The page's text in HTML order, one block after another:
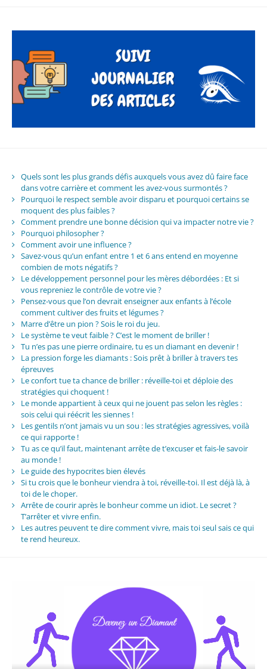
Quels sont les plus grands défis auxquels vous avez dû faire face
dans votre carrière et comment les avez-vous surmontés ?
Pourquoi le respect semble avoir disparu et pourquoi certains se
moquent des plus faibles ?
Comment prendre une bonne décision qui va impacter notre vie ?
Pourquoi philosopher ?
Comment avoir une influence ?
Savez-vous qu’un enfant entre 1 et 6 ans entend en moyenne
combien de mots négatifs ?
Le développement personnel pour les mères débordées : Et si
vous repreniez le contrôle de votre vie ?
Pensez-vous que l’on devrait enseigner aux enfants à l’école
comment cultiver des fruits et légumes ?
Marre d’être un pion ? Sois le roi du jeu.
Le système te veut faible ? C’est le moment de briller !
Tu n’es pas une pierre ordinaire, tu es un diamant en devenir !
La pression forge les diamants : Sois prêt à briller à travers tes
épreuves
Le confort tue ta chance de briller : réveille-toi et déploie des
stratégies qui choquent !
Le monde appartient à ceux qui ne jouent pas selon les règles :
sois celui qui réécrit les siennes !
Les gentils n’ont jamais vu un sou : les stratégies agressives, voilà
ce qui rapporte !
Tu as ce qu’il faut, maintenant arrête de t’excuser et fais-le savoir
au monde !
Le guide des hypocrites bien élevés
Si tu crois que le bonheur viendra à toi, réveille-toi. Il est déjà là, à
toi de le choper.
Arrête de courir après le bonheur comme un idiot. Le secret ?
T’arrêter et vivre enfin.
Les autres peuvent te dire comment vivre, mais toi seul sais ce qui
te rend heureux.